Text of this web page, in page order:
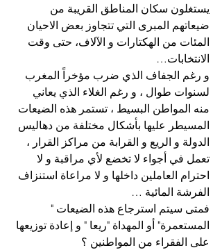
يستغلون سكان المناطق القريبة من
ضيعاتهم المبرى التي تتجاوز بعض الاحيان
المئات من الهكتارات و الآلاف، حتى وقت
الانتخابات…
و رغم الجفاف الذي ضرب مؤخراً المغرب
لسنوات طوال ، و رغم الغلاء الذي يعاني
منه المواطن البسيط ، تستمر هذه الضيعات
المسيطر عليها بأشكال مختلفة من دهاليس
الدولة و الريع و القرابة من مراكز القرار ،
تعمل في أجواء لا تخضع لأي مراقبة و لا
احترام العاملين داخلها و لا مراعاة استنزاف
الفرشة المائية …
فمتى سيتم استرجاع هذه الضيعات "
المستعمرة" أو المهداة "ريعا " و إعادة توزيعها
على الفقراء من المواطنين ؟